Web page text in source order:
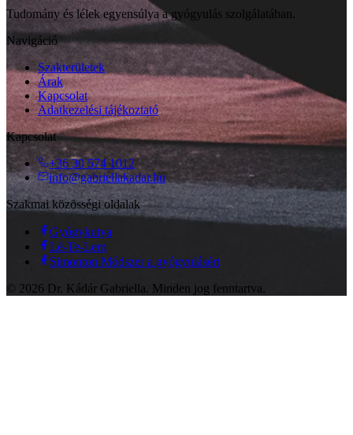
Dr. Kádár Gabriella PhD
Tudomány és lélek egyensúlya a gyógyulás szolgálatában.
Navigáció
Szakterületek
Árak
Adatkezelési tájékoztató